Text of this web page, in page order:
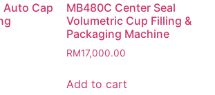
Auto Cap
MB480C Center Seal
Volumetric Cup Filling &
Packaging Machine
RM17,000.00
Add to cart